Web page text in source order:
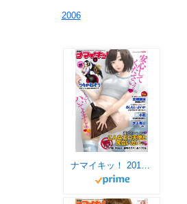
2006
ナマイキッ！ 2017年6月号 [雑誌]